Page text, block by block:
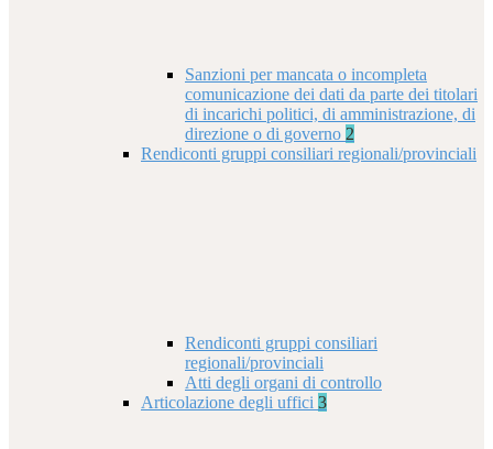
Sanzioni per mancata o incompleta
comunicazione dei dati da parte dei titolari
di incarichi politici, di amministrazione, di
direzione o di governo 2
Rendiconti gruppi consiliari regionali/provinciali
Rendiconti gruppi consiliari
regionali/provinciali
Atti degli organi di controllo
Articolazione degli uffici 3